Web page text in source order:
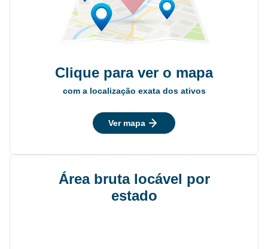
Clique para ver o mapa
com a localização exata dos ativos
Ver mapa
Área bruta locável por
estado